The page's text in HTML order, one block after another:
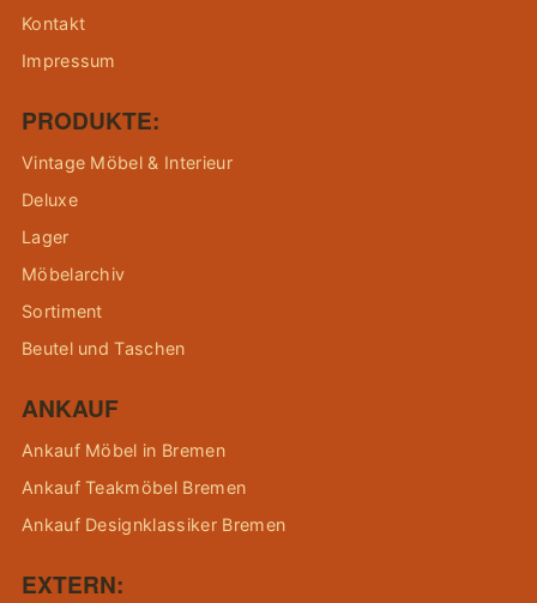
Kontakt
Impressum
PRODUKTE:
Vintage Möbel & Interieur
Deluxe
Lager
Möbelarchiv
Sortiment
Beutel und Taschen
ANKAUF
Ankauf Möbel in Bremen
Ankauf Teakmöbel Bremen
Ankauf Designklassiker Bremen
EXTERN: